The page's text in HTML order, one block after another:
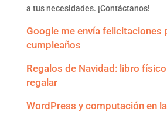
a tus necesidades. ¡Contáctanos!
Google me envía felicitaciones
cumpleaños
Regalos de Navidad: libro
regalar
WordPress y computación en